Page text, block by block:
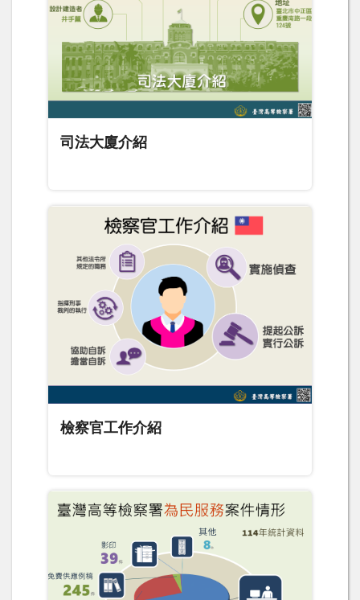
司法大廈介紹
檢察官工作介紹